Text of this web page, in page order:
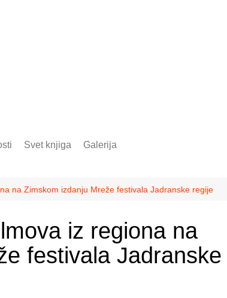
Svet knjiga Galerija
na Zimskom izdanju Mreže festivala Jadranske regije
iz regiona na
festivala Jadranske